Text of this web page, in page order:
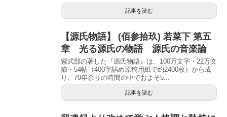
記事を読む
【源氏物語】 (佰参拾玖) 若菜下 第五
章 光る源氏の物語 源氏の音楽論
紫式部の著した『源氏物語』は、100万文字・22万文
節・54帖（400字詰め原稿用紙で約2400枚）から成
り、70年余りの時間の中でおよそ5...
記事を読む